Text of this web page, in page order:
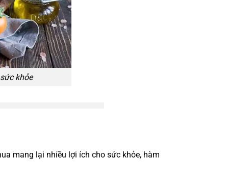
khỏe
mang lại nhiều lợi ích cho sức khỏe, hàm